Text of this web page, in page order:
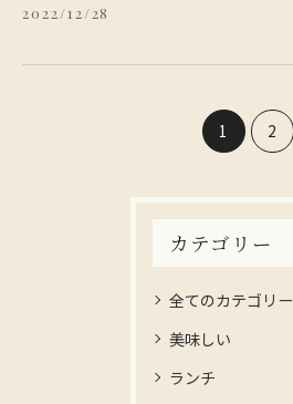
2022/12/28
1 2
カテゴリー
全てのカテゴリー
美味しい
ランチ